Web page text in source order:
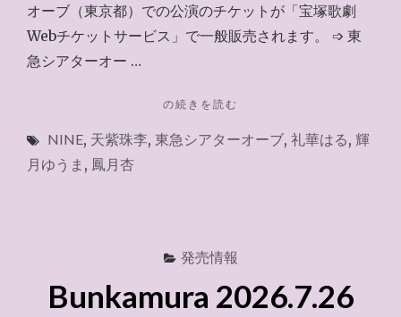
オーブ（東京都）での公演のチケットが「宝塚歌劇
Webチケットサービス」で一般販売されます。 ➩ 東
急シアターオー …
"宝
歌
ト
ー
ビ
の続きを読む
NINE, 天紫珠李, 東急シアターオーブ, 礼華はる, 輝
月ゆうま , 鳳月杏
発売情報
Bunkamura 2026.7.26